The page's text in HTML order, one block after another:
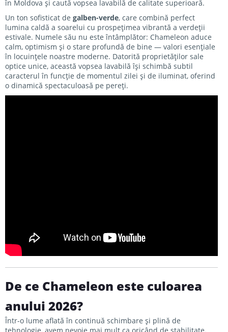
în Moldova și caută vopsea lavabilă de calitate superioară.
Un ton sofisticat de galben-verde, care combină perfect
lumina caldă a soarelui cu prospețimea vibrantă a verdeții
estivale. Numele său nu este întâmplător: Chameleon aduce
calm, optimism și o stare profundă de bine — valori esențiale
în locuințele noastre moderne. Datorită proprietăților sale
optice unice, această vopsea lavabilă își schimbă subtil
caracterul în funcție de momentul zilei și de iluminat, oferind
o dinamică spectaculoasă pe pereți.
De ce Chameleon este culoarea
anului 2026?
Într-o lume aflată în continuă schimbare și plină de